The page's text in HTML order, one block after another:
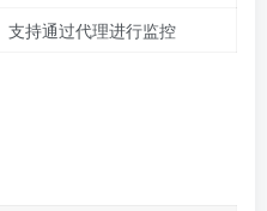
支持通过代理进行监控